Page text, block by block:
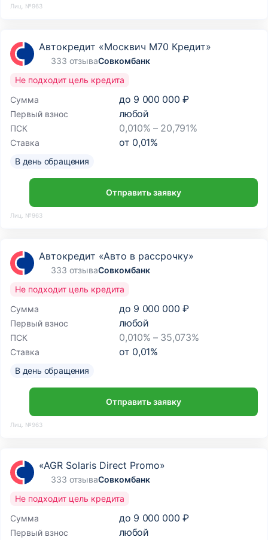
Лиц. №963
Автокредит «Москвич М70 Кредит»
333 отзываСовкомбанк
Сумма до 9 000 000 ₽
Первый взнос любой
ПСК 0,010% – 20,791%
Ставка от 0,01%
Не подходит цель кредита
В день обращения
Отправить заявку
Лиц. №963
Автокредит «Авто в рассрочку»
333 отзываСовкомбанк
Сумма до 9 000 000 ₽
Первый взнос любой
ПСК 0,010% – 35,073%
Ставка от 0,01%
Не подходит цель кредита
В день обращения
Отправить заявку
Лиц. №963
«AGR Solaris Direct Promo»
333 отзываСовкомбанк
Сумма до 9 000 000 ₽
Первый взнос любой
Не подходит цель кредита